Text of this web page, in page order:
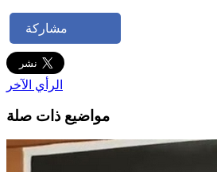
مشاركة
الرأي الآخر
مواضيع ذات صلة